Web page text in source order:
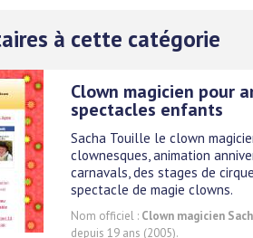
à cette catégorie
Clown magicien pour
spectacles enfants
Sacha Touille le clown
clownesques, animation
carnavals, des stages de
spectacle de magie clowns.
Nom officiel : Clown magicien
depuis 19 ans (2005).